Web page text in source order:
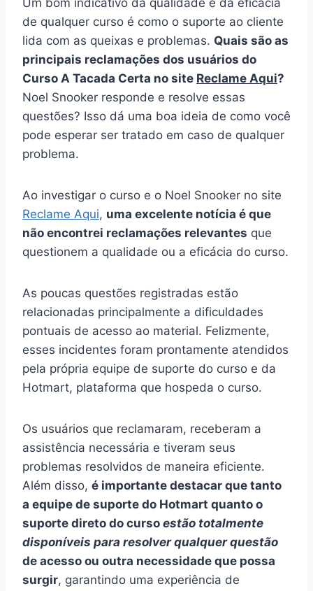
Um bom indicativo da qualidade e da eficácia
de qualquer curso é como o suporte ao cliente
lida com as queixas e problemas. Quais são as
principais reclamações dos usuários do
Curso A Tacada Certa no site Reclame Aqui?
Noel Snooker responde e resolve essas
questões? Isso dá uma boa ideia de como você
pode esperar ser tratado em caso de qualquer
problema.
Ao investigar o curso e o Noel Snooker no site
Reclame Aqui, uma excelente notícia é que
não encontrei reclamações relevantes que
questionem a qualidade ou a eficácia do curso.
As poucas questões registradas estão
relacionadas principalmente a dificuldades
pontuais de acesso ao material. Felizmente,
esses incidentes foram prontamente atendidos
pela própria equipe de suporte do curso e da
Hotmart, plataforma que hospeda o curso.
Os usuários que reclamaram, receberam a
assistência necessária e tiveram seus
problemas resolvidos de maneira eficiente.
Além disso, é importante destacar que tanto
a equipe de suporte do Hotmart quanto o
suporte direto do curso estão totalmente
disponíveis para resolver qualquer questão
de acesso ou outra necessidade que possa
surgir, garantindo uma experiência de